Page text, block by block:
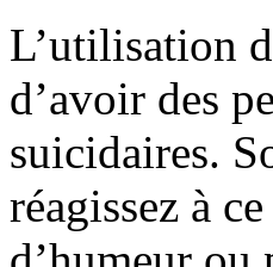
L’utilisation
d’avoir des
suicidaires.
réagissez à